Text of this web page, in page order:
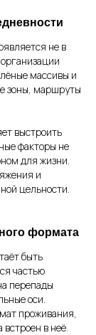
не в
массивы и
зоны, маршруты
выстроить
факторы не
для жизни.
и
цельности.
формата
быть
частью
перепады
оси.
проживания,
в неё.